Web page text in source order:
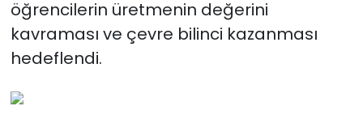
öğrencilerin üretmenin değerini
kavraması ve çevre bilinci kazanması
hedeflendi.